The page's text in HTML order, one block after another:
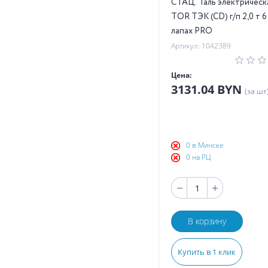
СТАЦ. Таль
TOR ТЭК (CD) г/п 2,0 т
лапах PRO
Артикул: 1042389
Цена:
3131.04 BYN (за шт)
0 в Минске
0 на РЦ
В корзину
Купить в 1 клик